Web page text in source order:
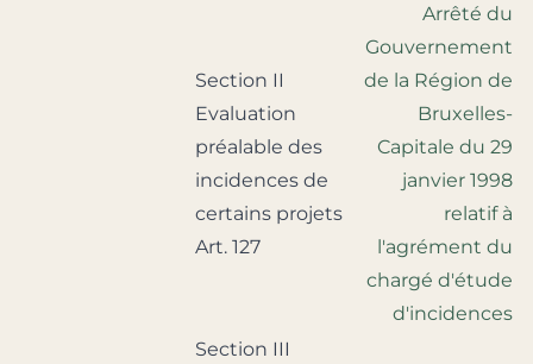
Section II
Evaluation
préalable des
incidences de
certains projets
Art. 127
Arrêté du
Gouvernement
de la Région de
Bruxelles-
Capitale du 29
janvier 1998
relatif à
l'agrément du
chargé d'étude
d'incidences
Section III